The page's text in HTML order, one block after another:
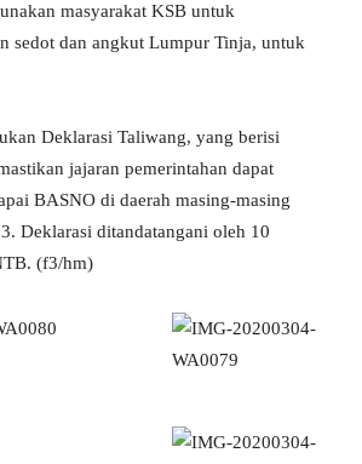
masyarakat KSB untuk
sedot dan angkut Lumpur Tinja, untuk
Deklarasi Taliwang, yang berisi
jajaran pemerintahan dapat
BASNO di daerah masing-masing
Deklarasi ditandatangani oleh 10
(f3/hm)